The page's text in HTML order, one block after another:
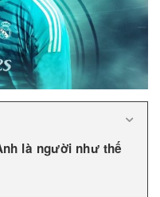
là người như thế